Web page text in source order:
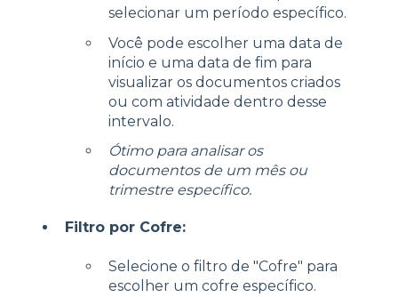
selecionar um período específico.
Você pode escolher uma data de
início e uma data de fim para
visualizar os documentos criados
ou com atividade dentro desse
intervalo.
Ótimo para analisar os
documentos de um mês ou
trimestre específico.
Filtro por Cofre:
Selecione o filtro de "Cofre" para
escolher um cofre específico.